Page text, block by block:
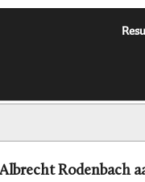
Rodenbach